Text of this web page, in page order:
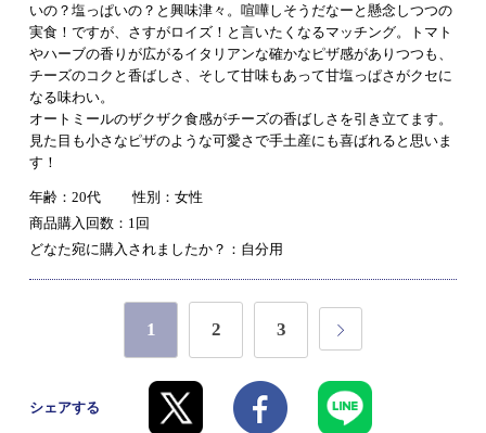
いの？塩っぱいの？と興味津々。喧嘩しそうだなーと懸念しつつの
実食！ですが、さすがロイズ！と言いたくなるマッチング。トマト
やハーブの香りが広がるイタリアンな確かなピザ感がありつつも、
チーズのコクと香ばしさ、そして甘味もあって甘塩っぱさがクセに
なる味わい。
オートミールのザクザク食感がチーズの香ばしさを引き立てます。
見た目も小さなピザのような可愛さで手土産にも喜ばれると思いま
す！
年齢：20代
性別：女性
商品購入回数：1回
どなた宛に購入されましたか？：自分用
1 2 3
シェアする